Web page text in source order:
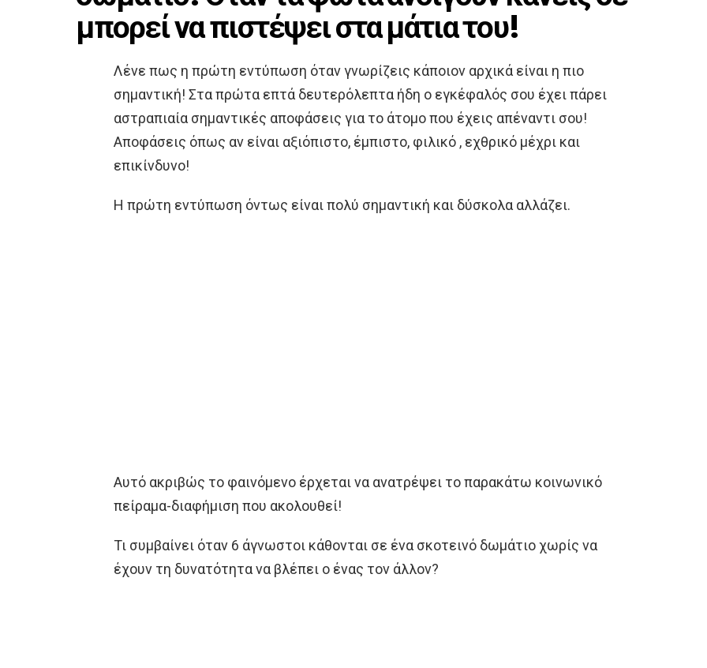
μπορεί να πιστέψει στα μάτια του!
Λένε πως η πρώτη εντύπωση όταν γνωρίζεις κάποιον αρχικά είναι η πιο
σημαντική! Στα πρώτα επτά δευτερόλεπτα ήδη ο εγκέφαλός σου έχει πάρει
αστραπιαία σημαντικές αποφάσεις για το άτομο που έχεις απέναντι σου!
Αποφάσεις όπως αν είναι αξιόπιστο, έμπιστο, φιλικό , εχθρικό μέχρι και
επικίνδυνο!
Η πρώτη εντύπωση όντως είναι πολύ σημαντική και δύσκολα αλλάζει.
Αυτό ακριβώς το φαινόμενο έρχεται να ανατρέψει το παρακάτω κοινωνικό
πείραμα-διαφήμιση που ακολουθεί!
Τι συμβαίνει όταν 6 άγνωστοι κάθονται σε ένα σκοτεινό δωμάτιο χωρίς να
έχουν τη δυνατότητα να βλέπει ο ένας τον άλλον?